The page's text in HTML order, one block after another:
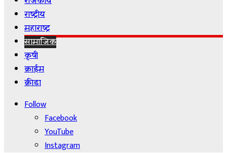
राष्ट्रीय
महाराष्ट्र
सामाजिक
कृषी
क्राईम
क्रीडा
Follow
Facebook
YouTube
Instagram